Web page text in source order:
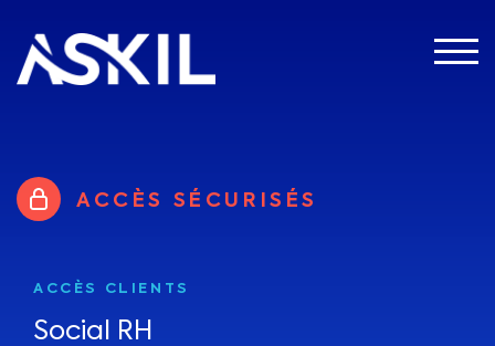
ACCÈS SÉCURISÉS
ACCÈS CLIENTS
Social RH